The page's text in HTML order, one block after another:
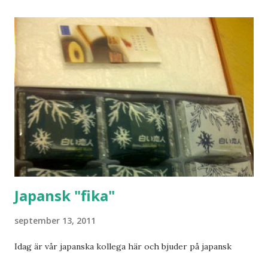
Japansk "fika"
september 13, 2011
Idag är vår japanska kollega här och bjuder på japansk